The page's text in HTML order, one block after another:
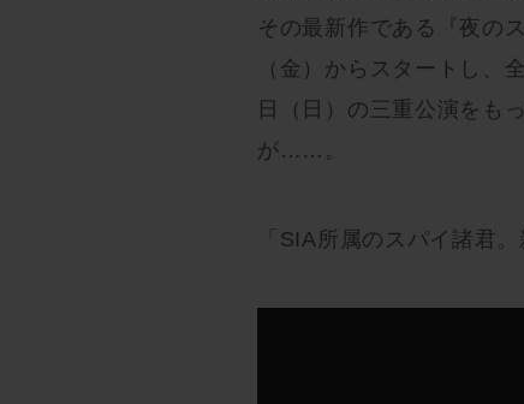
その最新作である『夜の
（金）からスタートし、
日（日）の三重公演をも
が……。
「SIA所属のスパイ諸君